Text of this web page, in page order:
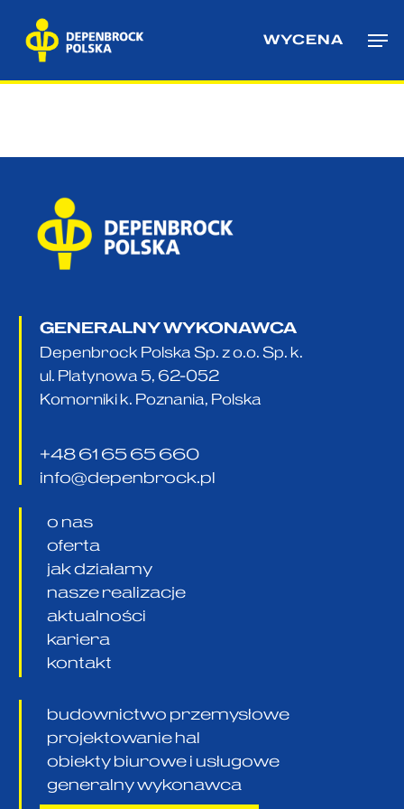
content
WYCENA
GENERALNY WYKONAWCA
Depenbrock Polska Sp. z o.o. Sp. k.
ul. Platynowa 5, 62-052
Komorniki k. Poznania, Polska
+48 61 65 65 660
info@depenbrock.pl
o nas
oferta
jak działamy
nasze realizacje
aktualności
kariera
kontakt
budownictwo przemysłowe
projektowanie hal
obiekty biurowe i usługowe
generalny wykonawca